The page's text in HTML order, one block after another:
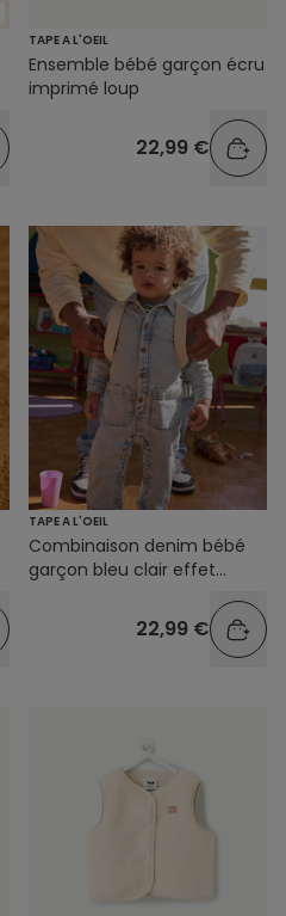
TAPE A L'OEIL
Ensemble bébé garçon écru
imprimé loup
22,99 €
TAPE A L'OEIL
Combinaison denim bébé
garçon bleu clair effet
22,99 €